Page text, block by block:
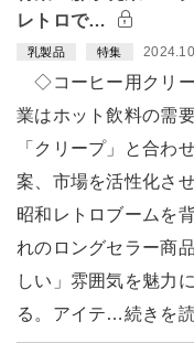
レトロで…
乳製品 特集
◇コーヒー用クリ
業はホット飲料の需
「クリープ」と合わ
案、市場を活性化さ
昭和レトロブームを
れのロングセラー商
しい」雰囲気を魅力
る。アイテ…続きを